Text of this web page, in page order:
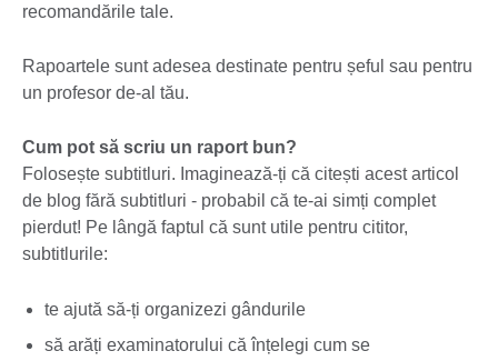
recomandările tale.
Rapoartele sunt adesea destinate pentru șeful sau pentru
un profesor de-al tău.
Cum pot să scriu un raport bun?
Folosește subtitluri. Imaginează-ți că citești acest articol
de blog fără subtitluri - probabil că te-ai simți complet
pierdut! Pe lângă faptul că sunt utile pentru cititor,
subtitlurile:
te ajută să-ți organizezi gândurile
să arăți examinatorului că înțelegi cum se